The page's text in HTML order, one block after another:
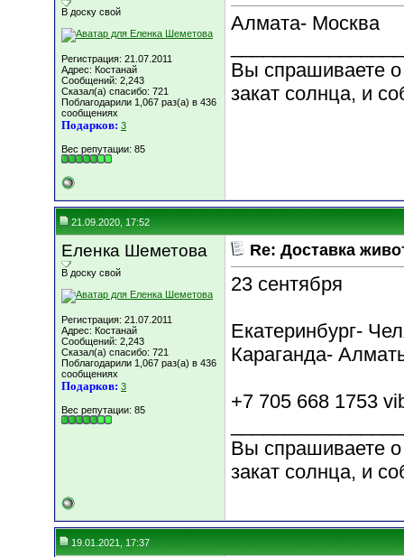
В доску свой
Регистрация: 21.07.2011
Адрес: Костанай
Сообщений: 2,243
Сказал(а) спасибо: 721
Поблагодарили 1,067 раз(а) в 436
сообщениях
Подарков: 3
Вес репутации: 85
Алмата- Москва
Вы спрашиваете
закат солнца, и
21.09.2020, 17:52
Еленка Шеметова
В доску свой
Регистрация: 21.07.2011
Адрес: Костанай
Сообщений: 2,243
Сказал(а) спасибо: 721
Поблагодарили 1,067 раз(а) в 436
сообщениях
Подарков: 3
Вес репутации: 85
Re: Доставка
23 сентября
Екатеринбург-
Караганда-
+7 705 668 1753
Вы спрашиваете
закат солнца, и
19.01.2021, 17:37